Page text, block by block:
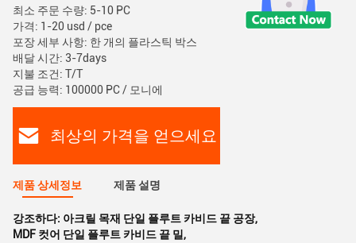
최소 주문 수량: 5-10 PC
가격: 1-20 usd / pce
포장 세부 사항: 한 개의 플라스틱 박스
배달 시간: 3-7days
지불 조건: T/T
공급 능력: 100000 PC / 모니에
최상의 가격을 얻으세요
제품 상세정보 제품 설명
강조하다: 아크릴 목재 단일 플루트 카비드 끝 공장,
MDF 컷어 단일 플루트 카비드 끝 밀,